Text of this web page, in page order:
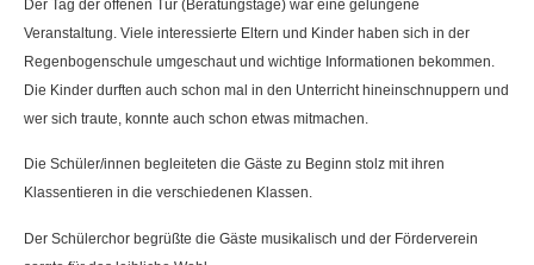
Der Tag der offenen Tür (Beratungstage) war eine gelungene
Veranstaltung. Viele interessierte Eltern und Kinder haben sich in der
Regenbogenschule umgeschaut und wichtige Informationen bekommen.
Die Kinder durften auch schon mal in den Unterricht hineinschnuppern und
wer sich traute, konnte auch schon etwas mitmachen.
Die Schüler/innen begleiteten die Gäste zu Beginn stolz mit ihren
Klassentieren in die verschiedenen Klassen.
Der Schülerchor begrüßte die Gäste musikalisch und der Förderverein